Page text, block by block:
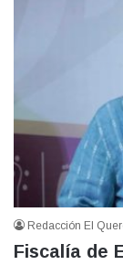
Redacción El
Fiscalía de